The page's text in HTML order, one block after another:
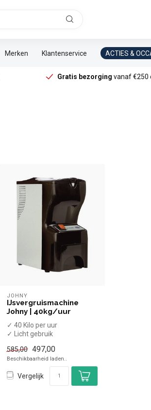
Merken Klantenservice ACTIES &
Gratis bezorging vanaf €250
JOHNY
IJsvergruismachine
Johny | 40kg/uur
✓ 40 Kilo per uur
✓ Licht gebruik
cm, hoogte 40 cm
...
585,00 497,00
Beschikbaarheid laden..
Vergelijk